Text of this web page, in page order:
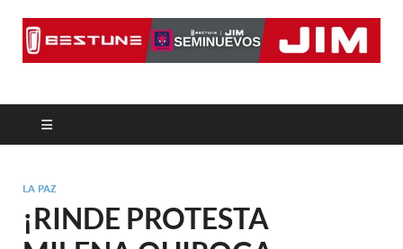
LA PAZ
¡RINDE PROTESTA